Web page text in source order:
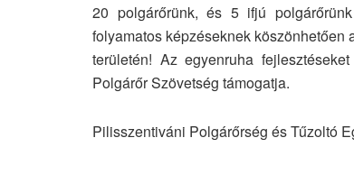
20 polgárőrünk, és 5 ifjú
folyamatos képzéseknek
területén! Az egyenruha
Polgárőr Szövetség támogatja.
Pilisszentiváni Polgárőrség és Tűzoltó